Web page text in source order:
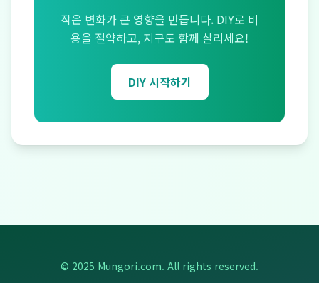
작은 변화가 큰 영향을 만듭니다. DIY로 비
용을 절약하고, 지구도 함께 살리세요!
DIY 시작하기
© 2025 Mungori.com. All rights reserved.